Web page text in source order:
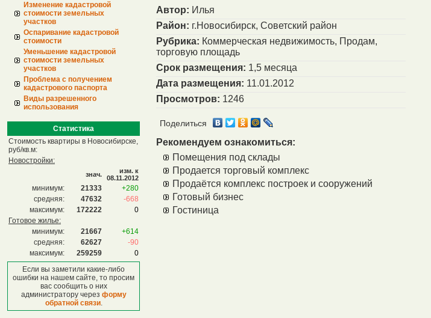
Изменение кадастровой
стоимости земельных
участков
Оспаривание кадастровой
стоимости
Уменьшение кадастровой
стоимости земельных
участков
Проблема с получением
кадастрового паспорта
Виды разрешенного
использования
Статистика
Стоимость квартиры в Новосибирске,
руб/кв.м:
Новостройки:
знач.
изм. к
08.11.2012
минимум: 21333
+280
средняя:
47632
-668
максимум:
172222
0
Готовое жилье:
минимум:
21667
+614
средняя:
62627
-90
максимум:
259259
0
Если вы заметили какие-либо
ошибки на нашем сайте, то просим
вас сообщить о них
администратору через форму
обратной связи.
Автор: Илья
Район: г.Новосибирск, Советский район
Рубрика: Коммерческая недвижимость, Продам,
торговую площадь
Срок размещения: 1,5 месяца
Дата размещения: 11.01.2012
Просмотров: 1246
Поделиться
Рекомендуем ознакомиться:
Помещения под склады
Продается торговый комплекс
Продаётся комплекс построек и сооружений
Готовый бизнес
Гостиница